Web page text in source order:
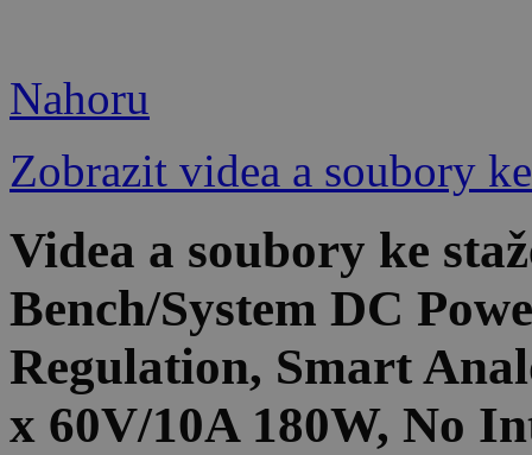
Nahoru
Zobrazit videa a soubory
Videa a soubory ke
Bench/System DC
Regulation, Smart
x 60V/10A 180W, No